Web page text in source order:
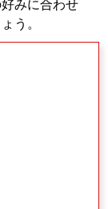
みに合わせ
う。